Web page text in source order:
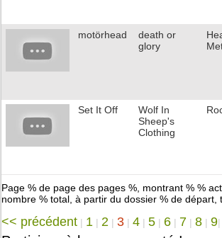
motörhead
death or
glory
Set It Off
Wolf In
Sheep's
Clothing
Page % de page des pages %, montrant % %
nombre % total, à partir du dossier % de départ,
<< précédent | 1 | 2 | 3 |4 |5 | 6 | 7 |8 |9|